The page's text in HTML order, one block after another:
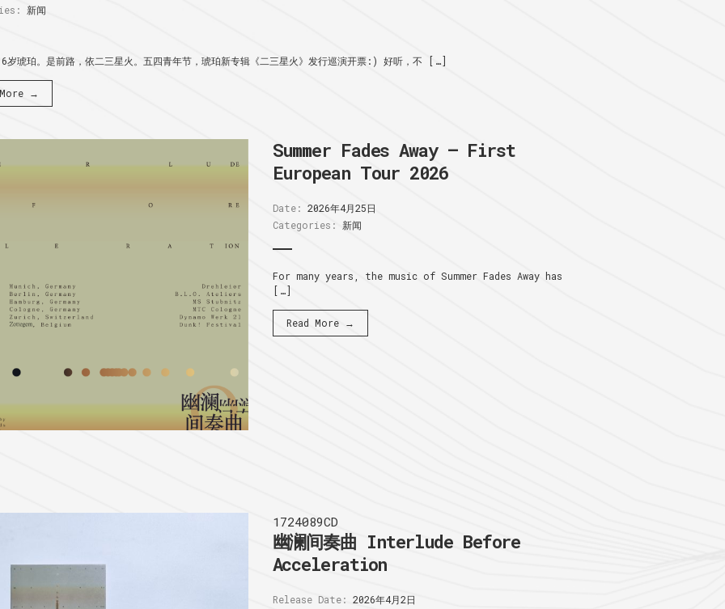
新闻
岁琥珀。是前路，依二三星火。五四青年节，琥珀新专辑《二三星火》发行巡演开票:) 好听，不 […]
→
Summer Fades Away – First
European Tour 2026
Date: 2026年4月25日
Categories:
新闻
For many years, the music of Summer Fades Away has
[…]
Read More →
1724089CD
幽澜间奏曲 Interlude Before
Acceleration
Release Date: 2026年4月2日